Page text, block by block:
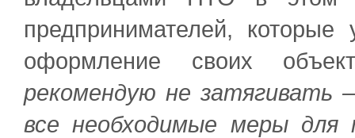
предпринимателей,
оформление своих
рекомендую не затягивать
все необходимые меры для